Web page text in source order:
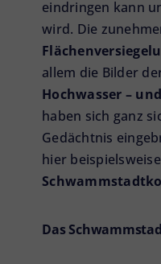
eindringen kann
wird. Die
allem die Bilder
Hochwasser –
haben sich ganz
Gedächtnis
hier
Das